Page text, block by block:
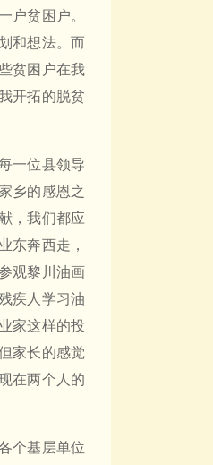
户贫困户。
和想法。而
贫困户在我
开拓的脱贫
一位县领导
乡的感恩之
，我们都应
东奔西走，
观黎川油画
疾人学习油
家这样的投
家长的感觉
在两个人的
个基层单位